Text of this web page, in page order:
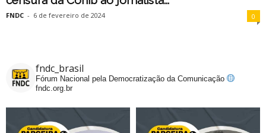
FNDC - 6 de fevereiro de 2024 0
fndc_brasil
Fórum Nacional pela Democratização da Comunicação
fndc.org.br